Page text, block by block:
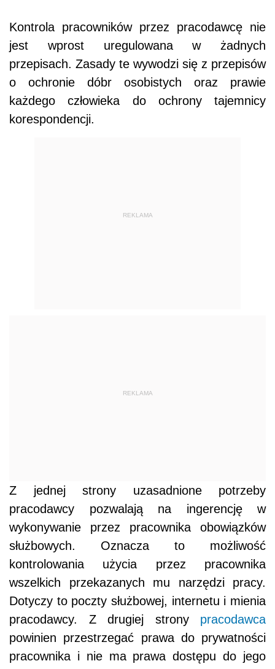
Kontrola pracowników przez pracodawcę nie
jest wprost uregulowana w żadnych
przepisach. Zasady te wywodzi się z przepisów
o ochronie dóbr osobistych oraz prawie
każdego człowieka do ochrony tajemnicy
korespondencji.
REKLAMA
REKLAMA
Z jednej strony uzasadnione potrzeby
pracodawcy pozwalają na ingerencję w
wykonywanie przez pracownika obowiązków
służbowych. Oznacza to możliwość
kontrolowania użycia przez pracownika
wszelkich przekazanych mu narzędzi pracy.
Dotyczy to poczty służbowej, internetu i mienia
pracodawcy. Z drugiej strony pracodawca
powinien przestrzegać prawa do prywatności
pracownika i nie ma prawa dostępu do jego